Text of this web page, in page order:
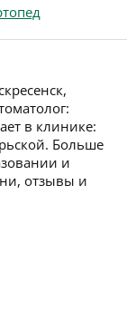
в клинике:
Больше
и
отзывы и